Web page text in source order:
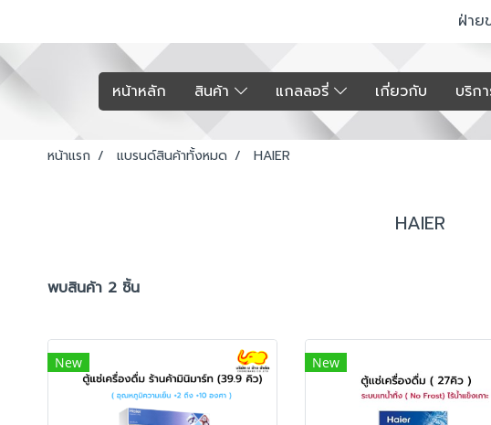
ฝ่าย
หน้าหลัก สินค้า แกลลอรี่ เกี่ยวกับ บริก
หน้าแรก แบรนด์สินค้าทั้งหมด HAIER
HAIER
พบสินค้า 2 ชิ้น
New New